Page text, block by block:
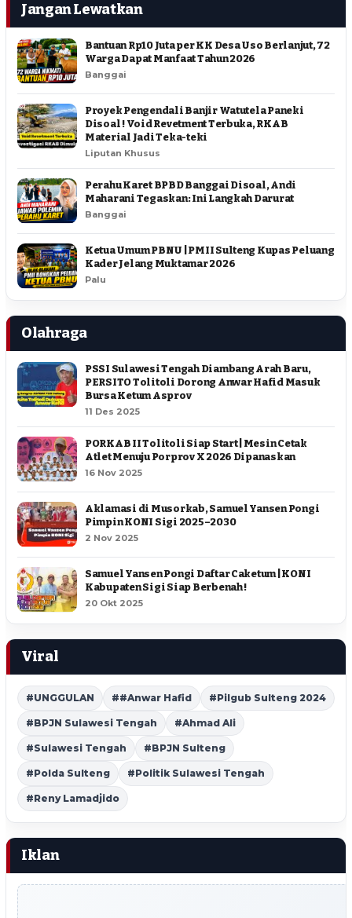
Jangan Lewatkan
Bantuan Rp10 Juta per KK Desa Uso Berlanjut, 72
Warga Dapat Manfaat Tahun 2026
Banggai
Proyek Pengendali Banjir Watutela Paneki
Disoal ! Void Revetment Terbuka, RKAB
Material Jadi Teka-teki
Liputan Khusus
Perahu Karet BPBD Banggai Disoal, Andi
Maharani Tegaskan: Ini Langkah Darurat
Banggai
Ketua Umum PBNU | PMII Sulteng Kupas Peluang
Kader Jelang Muktamar 2026
Palu
Olahraga
PSSI Sulawesi Tengah Diambang Arah Baru,
PERSITO Tolitoli Dorong Anwar Hafid Masuk
Bursa Ketum Asprov
11 Des 2025
PORKAB II Tolitoli Siap Start | Mesin Cetak
Atlet Menuju Porprov X 2026 Dipanaskan
16 Nov 2025
Aklamasi di Musorkab, Samuel Yansen Pongi
Pimpin KONI Sigi 2025–2030
2 Nov 2025
Samuel Yansen Pongi Daftar Caketum | KONI
Kabupaten Sigi Siap Berbenah !
20 Okt 2025
Viral
#UNGGULAN ##Anwar Hafid #Pilgub Sulteng 2024
#BPJN Sulawesi Tengah #Ahmad Ali
#Sulawesi Tengah #BPJN Sulteng
#Polda Sulteng #Politik Sulawesi Tengah
#Reny Lamadjido
Iklan